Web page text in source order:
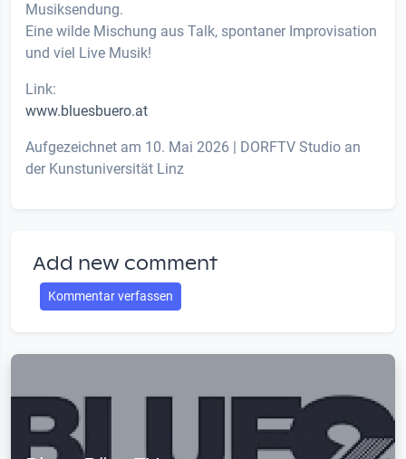
Musiksendung.
Eine wilde Mischung aus Talk, spontaner Improvisation
und viel Live Musik!
Link:
www.bluesbuero.at
Aufgezeichnet am 10. Mai 2026 | DORFTV Studio an
der Kunstuniversität Linz
Add new comment
Kommentar verfassen